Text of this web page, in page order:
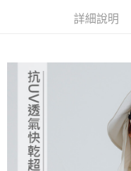
1.本服務係由「台灣大哥大
資料（包含姓名、電話或地
由本公司與您本人進行分期
3.完整用戶服務條款，請詳閱
ATM／網路銀行／等多元方
※ 請注意：結帳手續完成當
※ 交易是否成功請以「
是否繳費成功／繳費後需取
客戶支援中心」
https://
【注意事項】
１．透過由恩沛科技股份有
易，需依本服務之必要範圍
權轉讓予恩沛科技股份有限公
２．關於個人資料處理事宜，
每筆NT$60，滿NT$799(
每筆NT$100，滿NT$799(
付款後門市自取
免運費
貨到付款
每筆NT$130，滿
詳細說明